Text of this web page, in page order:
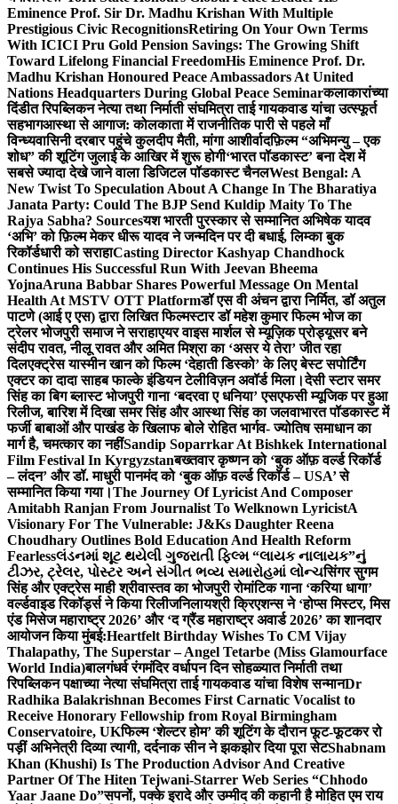
Eminence Prof. Sir Dr. Madhu Krishan With Multiple
Prestigious Civic RecognitionsRetiring On Your Own Terms
With ICICI Pru Gold Pension Savings: The Growing Shift
Toward Lifelong Financial FreedomHis Eminence Prof. Dr.
Madhu Krishan Honoured Peace Ambassadors At United
Nations Headquarters During Global Peace Seminarकलाकारांच्या
दिंडीत रिपब्लिकन नेत्या तथा निर्माती संघमित्रा ताई गायकवाड यांचा उत्स्फूर्त
सहभागआस्था से आगाज: कोलकाता में राजनीतिक पारी से पहले माँ
विन्ध्यवासिनी दरबार पहुंचे कुलदीप मैती, मांगा आशीर्वादफ़िल्म “अभिमन्यु – एक
शोध” की शूटिंग जुलाई के आखिर में शुरू होगी‘भारत पॉडकास्ट’ बना देश में
सबसे ज्यादा देखे जाने वाला डिजिटल पॉडकास्ट चैनलWest Bengal: A
New Twist To Speculation About A Change In The Bharatiya
Janata Party: Could The BJP Send Kuldip Maity To The
Rajya Sabha? Sourcesयश भारती पुरस्कार से सम्मानित अभिषेक यादव
‘अभि’ को फ़िल्म मेकर धीरू यादव ने जन्मदिन पर दी बधाई, लिम्का बुक
रिकॉर्डधारी को सराहाCasting Director Kashyap Chandhock
Continues His Successful Run With Jeevan Bheema
YojnaAruna Babbar Shares Powerful Message On Mental
Health At MSTV OTT Platformडॉ एस वी अंचन द्वारा निर्मित, डॉ अतुल
पाटणे (आई ए एस) द्वारा लिखित फिल्मस्टार डॉ महेश कुमार फिल्म भोज का
ट्रेलर भोजपुरी समाज ने सराहाएयर वाइस मार्शल से म्यूज़िक प्रोड्यूसर बने
संदीप रावत, नीलू रावत और अमित मिश्रा का ‘असर ये तेरा’ जीत रहा
दिलएक्ट्रेस यास्मीन खान को फिल्म ‘देहाती डिस्को’ के लिए बेस्ट सपोर्टिंग
एक्टर का दादा साहब फाल्के इंडियन टेलीविज़न अवॉर्ड मिला।देसी स्टार समर
सिंह का बिग ब्लास्ट भोजपुरी गाना ‘बदरवा ए धनिया’ एसएफसी म्यूजिक पर हुआ
रिलीज, बारिश में दिखा समर सिंह और आस्था सिंह का जलवाभारत पॉडकास्ट में
फर्जी बाबाओं और पाखंड के खिलाफ बोले रोहित भार्गव- ज्योतिष समाधान का
मार्ग है, चमत्कार का नहींSandip Soparrkar At Bishkek International
Film Festival In Kyrgyzstanबख्तवार कृष्णन को ‘बुक ऑफ़ वर्ल्ड रिकॉर्ड
– लंदन’ और डॉ. माधुरी पानमंद को ‘बुक ऑफ़ वर्ल्ड रिकॉर्ड – USA’ से
सम्मानित किया गया।The Journey Of Lyricist And Composer
Amitabh Ranjan From Journalist To Welknown LyricistA
Visionary For The Vulnerable: J&Ks Daughter Reena
Choudhary Outlines Bold Education And Health Reform
Fearlessલંડનમાં શૂટ થયેલી ગુજરાતી ફિલ્મ “લાયક નાલાયક”નું
ટીઝર, ટ્રેલર, પોસ્ટર અને સંગીત ભવ્ય સમારોહમાં લોન્ચसिंगर सुगम
सिंह और एक्ट्रेस माही श्रीवास्तव का भोजपुरी रोमांटिक गाना ‘करिया धागा’
वर्ल्डवाइड रिकॉर्ड्स ने किया रिलीजनिलायश्री क्रिएशन्स ने ‘होप्स मिस्टर, मिस
एंड मिसेज महाराष्ट्र 2026’ और ‘द ग्रैंड महाराष्ट्र अवार्ड 2026’ का शानदार
आयोजन किया मुंबई:Heartfelt Birthday Wishes To CM Vijay
Thalapathy, The Superstar – Angel Tetarbe (Miss Glamourface
World India)बालगंधर्व रंगमंदिर वर्धापन दिन सोहळ्यात निर्माती तथा
रिपब्लिकन पक्षाच्या नेत्या संघमित्रा ताई गायकवाड यांचा विशेष सन्मानDr
Radhika Balakrishnan Becomes First Carnatic Vocalist to
Receive Honorary Fellowship from Royal Birmingham
Conservatoire, UKफिल्म ‘शेल्टर होम’ की शूटिंग के दौरान फूट-फूटकर रो
पड़ीं अभिनेत्री दिव्या त्यागी, दर्दनाक सीन ने झकझोर दिया पूरा सेटShabnam
Khan (Khushi) Is The Production Advisor And Creative
Partner Of The Hiten Tejwani-Starrer Web Series “Chhodo
Yaar Jaane Do”सपनों, पक्के इरादे और उम्मीद की कहानी है मोहित एम राय